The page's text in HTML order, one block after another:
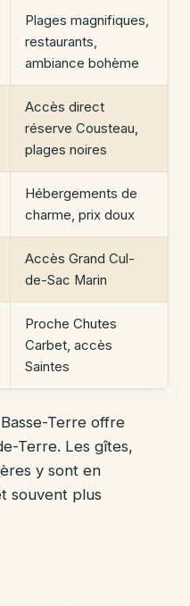
Plages magnifiques,
restaurants,
ambiance bohème
Accès direct
réserve Cousteau,
plages noires
Hébergements de
charme, prix doux
Accès Grand Cul-
de-Sac Marin
Proche Chutes
Carbet, accès
Saintes
Terre offre
Terre. Les gîtes,
y sont en
souvent plus